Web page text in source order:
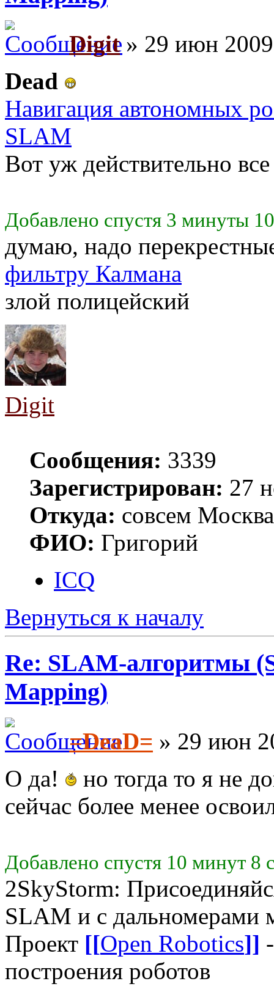
Digit» 29 июн
Dead
Навигация автономных
SLAM
Вот уж действительно
Добавлено спустя 3 минуты
думаю, надо
фильтру Калмана
злой полицейский
Digit
Сообщения: 3339
Зарегистрирован: 27
Откуда: совсем Москва
ФИО: Григорий
ICQ
Вернуться к началу
Re: SLAM-алгоритмы
Mapping)
=DeaD= » 29 июн
О да!
но тогда то я не
сейчас более менее
Добавлено спустя 10 минут 8
2SkyStorm:
SLAM и с дальномерами
Проект [[Open Robotics]]
построения роботов